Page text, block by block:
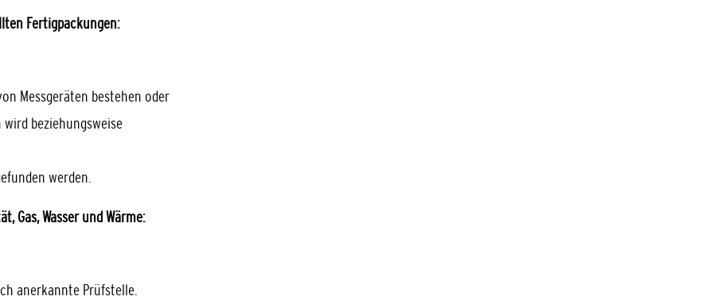
Fertigpackungen:
Messgeräten bestehen oder
beziehungsweise
werden.
Gas, Wasser und Wärme:
anerkannte Prüfstelle.